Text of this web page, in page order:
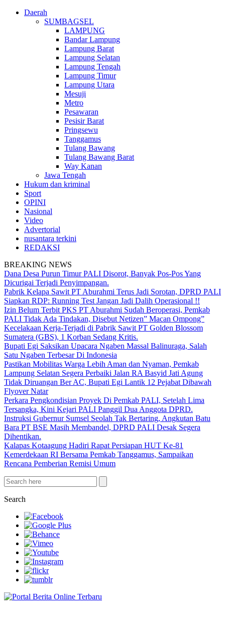
Daerah
SUMBAGSEL
LAMPUNG
Bandar Lampung
Lampung Barat
Lampung Selatan
Lampung Tengah
Lampung Timur
Lampung Utara
Mesuji
Metro
Pesawaran
Pesisir Barat
Pringsewu
Tanggamus
Tulang Bawang
Tulang Bawang Barat
Way Kanan
Jawa Tengah
Hukum dan kriminal
Sport
OPINI
Nasional
Video
Advertorial
nusantara terkini
REDAKSI
BREAKING NEWS
Dana Desa Purun Timur PALI Disorot, Banyak Pos-Pos Yang
Dicurigai Terjadi Penyimpangan.
Pabrik Kelapa Sawit PT Aburahmi Terus Jadi Sorotan, DPRD PALI
Siapkan RDP: Running Test Jangan Jadi Dalih Operasional !!
Izin Belum Terbit PKS PT Aburahmi Sudah Beroperasi, Pemkab
PALI Tidak Ada Tindakan, Disebut Netizen” Macan Ompong”
Kecelakaan Kerja-Terjadi di Pabrik Sawit PT Golden Blossom
Sumatera (GBS), 1 Korban Sedang Kritis.
Bupati Egi Saksikan Upacara Ngaben Massal Balinuraga, Salah
Satu Ngaben Terbesar Di Indonesia
Pastikan Mobilitas Warga Lebih Aman dan Nyaman, Pemkab
Lampung Selatan Segera Perbaiki Jalan RA Basyid Jati Agung
Tidak Diruangan Ber AC, Bupati Egi Lantik 12 Pejabat Dibawah
Flyover Natar
Perkara Pengkondisian Proyek Di Pemkab PALI, Setelah Lima
Tersangka, Kini Kejari PALI Panggil Dua Anggota DPRD.
Instruksi Gubernur Sumsel Seolah Tak Bertaring, Angkutan Batu
Bara PT BSE Masih Membandel, DPRD PALI Desak Segera
Dihentikan.
Kalapas Kotaagung Hadiri Rapat Persiapan HUT Ke-81
Kemerdekaan RI Bersama Pemkab Tanggamus, Sampaikan
Rencana Pemberian Remisi Umum
Search